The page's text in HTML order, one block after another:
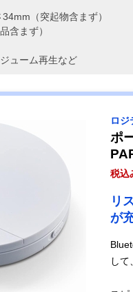
（突起物含まず）
含まず）
ューム再生など
ロジ
ポ
税込
リ
が
して